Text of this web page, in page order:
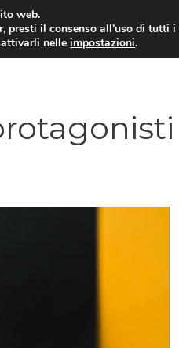
E PROMOZIONI
web.
presti il consenso all’uso di tutti
nelleimpostazioni.